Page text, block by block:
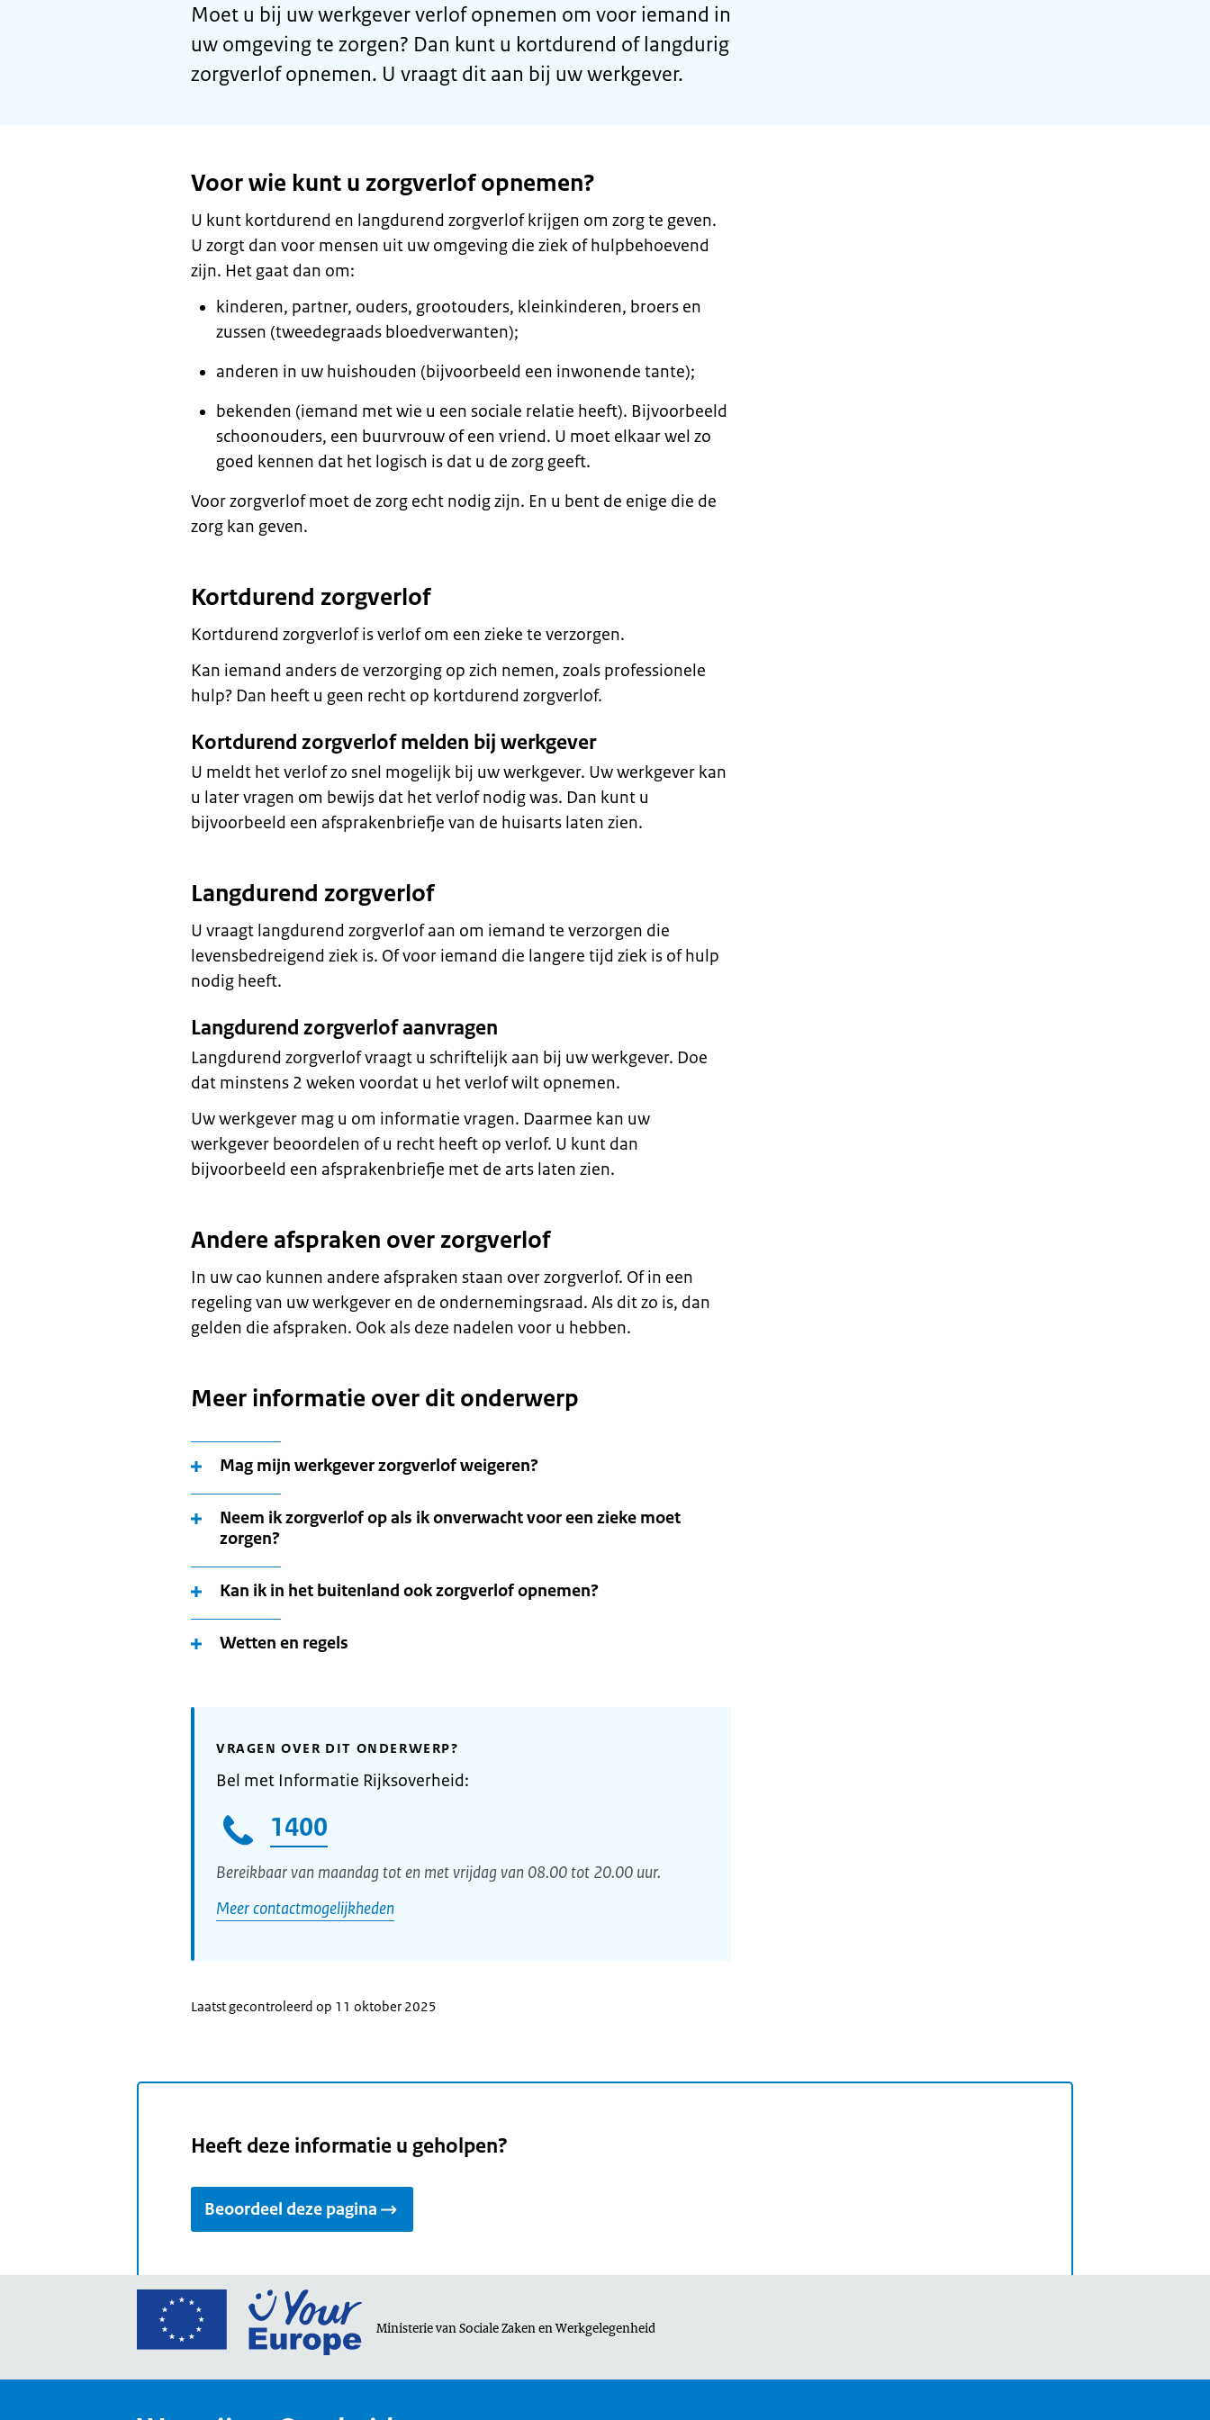
Moet u bij uw werkgever verlof opnemen om voor iemand in
uw omgeving te zorgen? Dan kunt u kortdurend of langdurig
zorgverlof opnemen. U vraagt dit aan bij uw werkgever.
Voor wie kunt u zorgverlof opnemen?
U kunt kortdurend en langdurend zorgverlof krijgen om zorg te geven.
U zorgt dan voor mensen uit uw omgeving die ziek of hulpbehoevend
zijn. Het gaat dan om:
kinderen, partner, ouders, grootouders, kleinkinderen, broers en
zussen (tweedegraads bloedverwanten);
anderen in uw huishouden (bijvoorbeeld een inwonende tante);
bekenden (iemand met wie u een sociale relatie heeft). Bijvoorbeeld
schoonouders, een buurvrouw of een vriend. U moet elkaar wel zo
goed kennen dat het logisch is dat u de zorg geeft.
Voor zorgverlof moet de zorg echt nodig zijn. En u bent de enige die de
zorg kan geven.
Kortdurend zorgverlof
Kortdurend zorgverlof is verlof om een zieke te verzorgen.
Kan iemand anders de verzorging op zich nemen, zoals professionele
hulp? Dan heeft u geen recht op kortdurend zorgverlof.
Kortdurend zorgverlof melden bij werkgever
U meldt het verlof zo snel mogelijk bij uw werkgever. Uw werkgever kan
u later vragen om bewijs dat het verlof nodig was. Dan kunt u
bijvoorbeeld een afsprakenbriefje van de huisarts laten zien.
Langdurend zorgverlof
U vraagt langdurend zorgverlof aan om iemand te verzorgen die
levensbedreigend ziek is. Of voor iemand die langere tijd ziek is of hulp
nodig heeft.
Langdurend zorgverlof aanvragen
Langdurend zorgverlof vraagt u schriftelijk aan bij uw werkgever. Doe
dat minstens 2 weken voordat u het verlof wilt opnemen.
Uw werkgever mag u om informatie vragen. Daarmee kan uw
werkgever beoordelen of u recht heeft op verlof. U kunt dan
bijvoorbeeld een afsprakenbriefje met de arts laten zien.
Andere afspraken over zorgverlof
In uw cao kunnen andere afspraken staan over zorgverlof. Of in een
regeling van uw werkgever en de ondernemingsraad. Als dit zo is, dan
gelden die afspraken. Ook als deze nadelen voor u hebben.
Meer informatie over dit onderwerp
Mag mijn werkgever zorgverlof weigeren?
Neem ik zorgverlof op als ik onverwacht voor een zieke moet
zorgen?
Kan ik in het buitenland ook zorgverlof opnemen?
Wetten en regels
VRAGEN OVER DIT ONDERWERP?
Bel met Informatie Rijksoverheid:
1400
Bereikbaar van maandag tot en met vrijdag van 08.00 tot 20.00 uur.
Meer contactmogelijkheden
Laatst gecontroleerd op 11 oktober 2025
Heeft deze informatie u geholpen?
Beoordeel deze pagina
Ga
naar
homepage
Ministerie van Sociale Zaken en Werkgelegenheid